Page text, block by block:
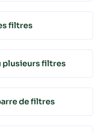
filtres
plusieurs filtres
de filtres